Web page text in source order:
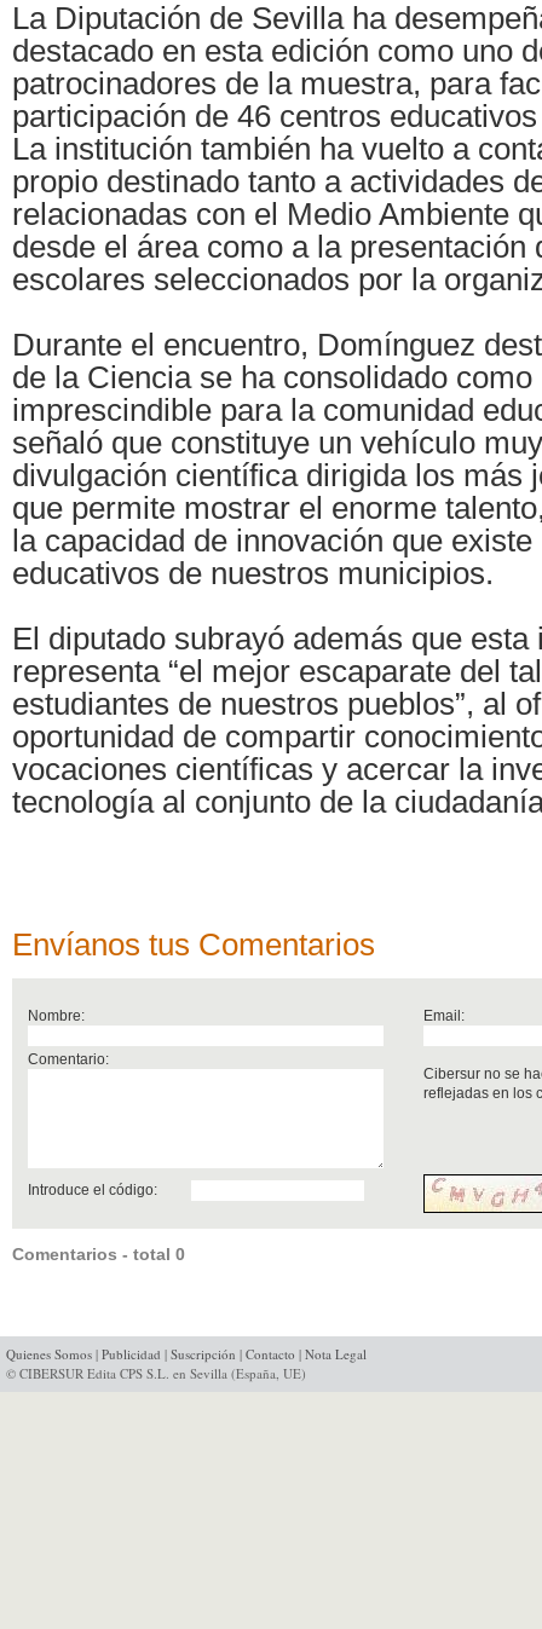
La Diputación de Sevilla ha
destacado en esta edición como uno
patrocinadores de la muestra, para
participación de 46 centros
La institución también ha vuelto a
propio destinado tanto a actividades
relacionadas con el Medio Ambiente
desde el área como a la presentación
escolares seleccionados por la
Durante el encuentro, Domínguez
de la Ciencia se ha consolidado como
imprescindible para la comunidad
señaló que constituye un vehículo
divulgación científica dirigida los más
que permite mostrar el enorme
la capacidad de innovación que
educativos de nuestros municipios.
El diputado subrayó además que esta
representa “el mejor escaparate del
estudiantes de nuestros pueblos”, al
oportunidad de compartir
vocaciones científicas y acercar la
tecnología al conjunto de la
Envíanos tus Comentarios
Nombre: Email:
Comentario:
Cibersur no se
reflejadas en los
Introduce el código:
Comentarios - total 0
Quienes Somos | Publicidad | Suscripción | Contacto | Nota Legal
© CIBERSUR Edita CPS S.L. en Sevilla (España, UE)